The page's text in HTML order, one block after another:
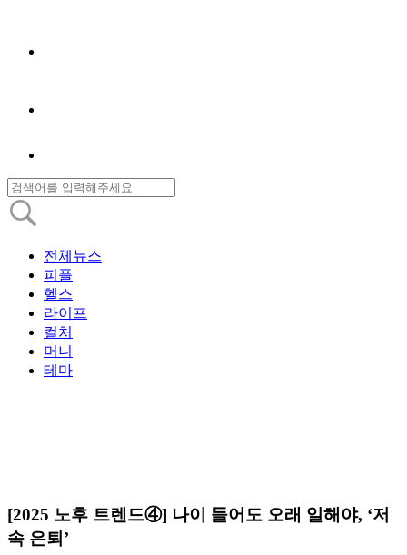
전체뉴스
피플
헬스
라이프
컬처
머니
테마
[2025 노후 트렌드④] 나이 들어도 오래 일해야, ‘저
속 은퇴’